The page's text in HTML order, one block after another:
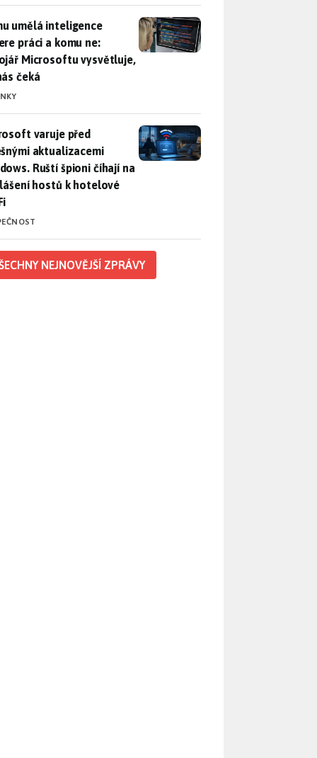
umělá inteligence sebere práci a komu ne: Vývojář
umělá inteligence
práci a komu ne:
Microsoftu vysvětluje,
čeká
varuje před falešnými aktualizacemi Windows. Ruští
varuje před
aktualizacemi
Ruští špioni číhají na
hostů k hotelové
NEJNOVĚJŠÍ ZPRÁVY